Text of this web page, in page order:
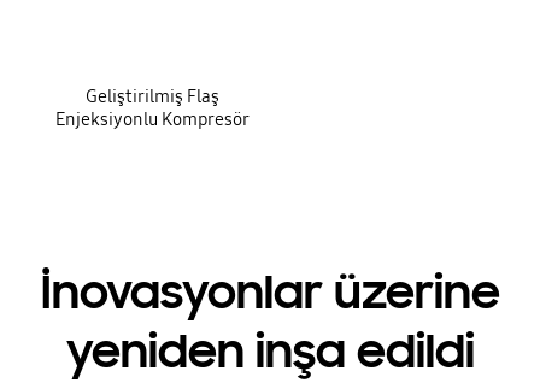
Geliştirilmiş Flaş
Enjeksiyonlu Kompresör
İnovasyonlar üzerine
yeniden inşa edildi